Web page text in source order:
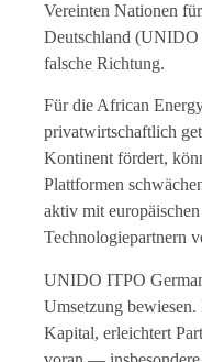
Vereinten Nationen
Deutschland
falsche Richtung.
Für die African
privatwirtschaftlich
Kontinent fördert,
Plattformen
aktiv mit
Technologiepartnern
UNIDO ITPO
Umsetzung
Kapital, erleichtert